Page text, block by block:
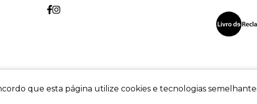
que esta página utilize cookies e tecnologias
critec